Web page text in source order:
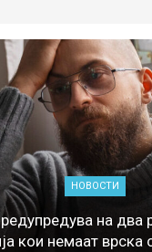
НОВОСТИ
на два
кои немаат врска